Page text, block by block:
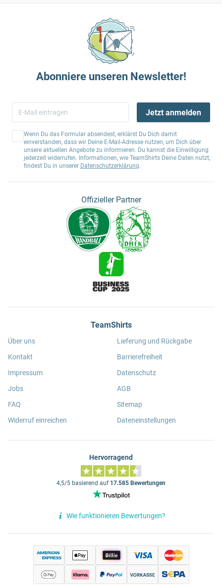
Abonniere unseren Newsletter!
Jetzt anmelden
Wenn Du das Formular absendest, erklärst Du Dich damit
einverstanden, dass wir Deine E-Mail-Adresse nutzen, um Dich über
unsere aktuellen Angebote zu informieren. Du kannst die Einwilligung
jederzeit widerrufen. Informationen, wie TeamShirts Deine Daten nutzt,
findest Du in unserer Datenschutzerklärung.
Offizieller Partner
TeamShirts
Über uns
Kontakt
Impressum
Jobs
FAQ
Widerruf einreichen
Lieferung und Rückgabe
Barrierefreiheit
Datenschutz
AGB
Sitemap
Dateneinstellungen
Hervorragend
4,5/5 basierend auf 17.585 Bewertungen
Wie funktionieren Bewertungen?